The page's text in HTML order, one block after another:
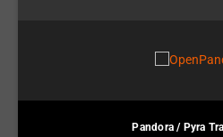
Pandora / Pyra